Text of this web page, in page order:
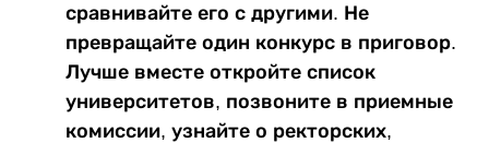
сравнивайте его с другими. Не
превращайте один конкурс в приговор.
Лучше вместе откройте список
университетов, позвоните в приемные
комиссии, узнайте о ректорских,